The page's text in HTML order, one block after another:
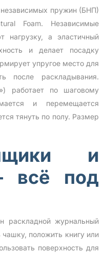
независимых пружин (БНП)
Foam. Независимые
нагрузку, а эластичный
и делает посадку
упругое место для
после раскладывания.
работает по шаговому
и перемещается
тянуть по полу. Размер
и
всё под
раскладной журнальный
положить книгу или
поверхность для